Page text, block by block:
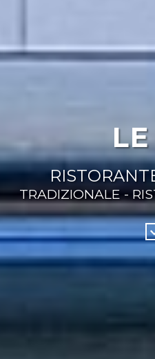
TRADIZIONALE -